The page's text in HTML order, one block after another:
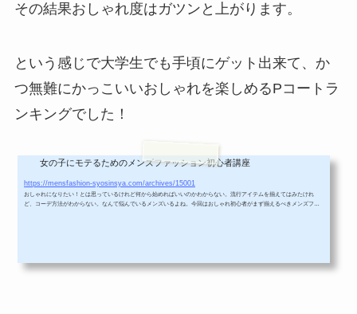
その結果おしゃれ度はガツンと上がります。
という感じで大学生でも手頃にゲット出来て、か
つ無難にかっこいいおしゃれを楽しめるPコートラ
ンキングでした！
女の子にモテるためのメンズファッション初心者講座
https://mensfashion-syosinsya.com/archives/15001
おしゃれになりたい！とは思っているけれど何から始めればいいのかわからない。流行アイテムを揃えてはみたけれ
ど、コーデ方法がわからない。なんて悩んでいるメンズいるよね。今回はおしゃれ初心者がまず揃えるべきメンズファ